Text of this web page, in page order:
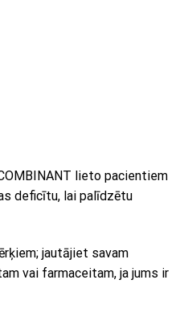
lieto pacientiem
deficītu, lai palīdzētu
jautājiet savam
vai farmaceitam, ja jums ir